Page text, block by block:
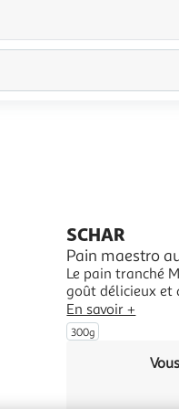
Agrandir
l'illustration
l'illustration
Partager
SCHAR
Pain maestro
Le pain tranché
goût délicieux et
boulangers à
sélectionnées. Sans
les repas
En savoir +
300g